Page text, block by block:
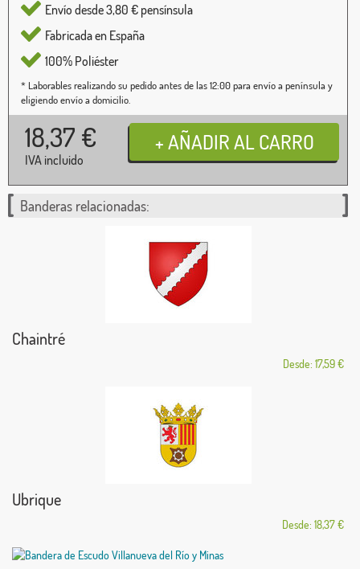
Envío desde 3,80 € pensínsula
Fabricada en España
100% Poliéster
* Laborables realizando su pedido antes de las 12:00 para envío a península y
eligiendo envío a domicilio.
18,37 €
IVA incluido
Banderas relacionadas:
Chaintré
Desde: 17,59 €
Ubrique
Desde: 18,37 €